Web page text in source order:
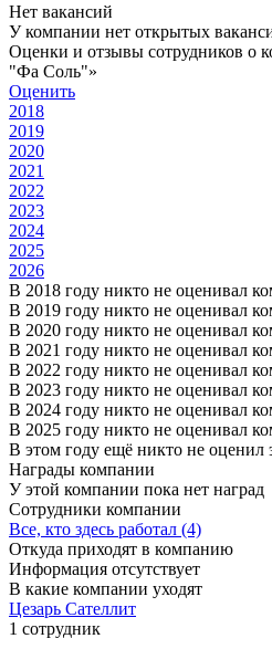
Нет вакансий
У компании нет открытых
Оценки и отзывы сотрудников о
"Фа Соль"»
Оценить
2018
2019
2020
2021
2022
2023
2024
2025
2026
В 2018 году никто не оценивал
В 2019 году никто не оценивал
В 2020 году никто не оценивал
В 2021 году никто не оценивал
В 2022 году никто не оценивал
В 2023 году никто не оценивал
В 2024 году никто не оценивал
В 2025 году никто не оценивал
В этом году ещё никто не оценил
Награды компании
У этой компании пока нет наград
Сотрудники компании
Все, кто здесь работал (4)
Откуда приходят в компанию
Информация отсутствует
В какие компании уходят
Цезарь Сателлит
1 сотрудник